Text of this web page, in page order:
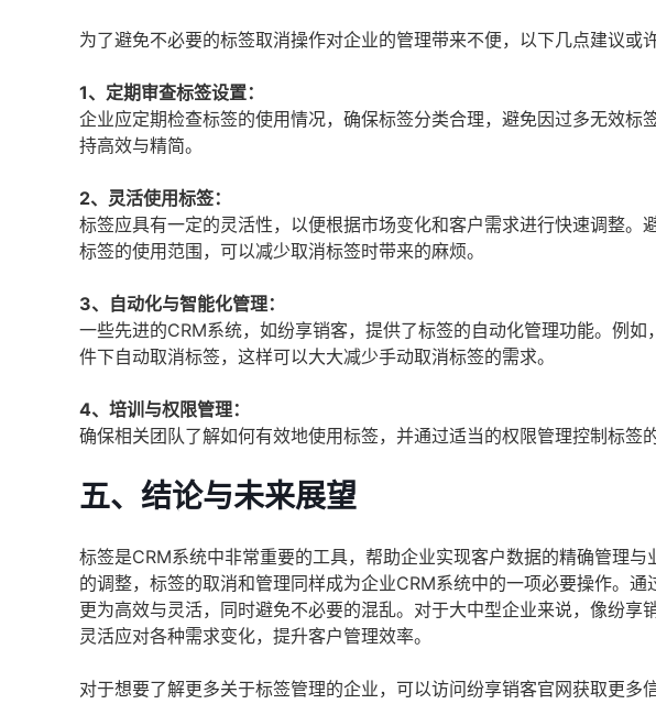
为了避免不必要的标签取消操作对企业的管理带来不便，以下几点建议或
1、定期审查标签设置：
企业应定期检查标签的使用情况，确保标签分类合理，避免因过多无效
持高效与精简。
2、灵活使用标签：
标签应具有一定的灵活性，以便根据市场变化和客户需求进行快速调整
标签的使用范围，可以减少取消标签时带来的麻烦。
3、自动化与智能化管理：
一些先进的CRM系统，如纷享销客，提供了标签的自动化管理功能。例
件下自动取消标签，这样可以大大减少手动取消标签的需求。
4、培训与权限管理：
确保相关团队了解如何有效地使用标签，并通过适当的权限管理控制标签
五、结论与未来展望
标签是CRM系统中非常重要的工具，帮助企业实现客户数据的精确管理
的调整，标签的取消和管理同样成为企业CRM系统中的一项必要操作。
更为高效与灵活，同时避免不必要的混乱。对于大中型企业来说，像纷
灵活应对各种需求变化，提升客户管理效率。
对于想要了解更多关于标签管理的企业，可以访问纷享销客官网获取更多信